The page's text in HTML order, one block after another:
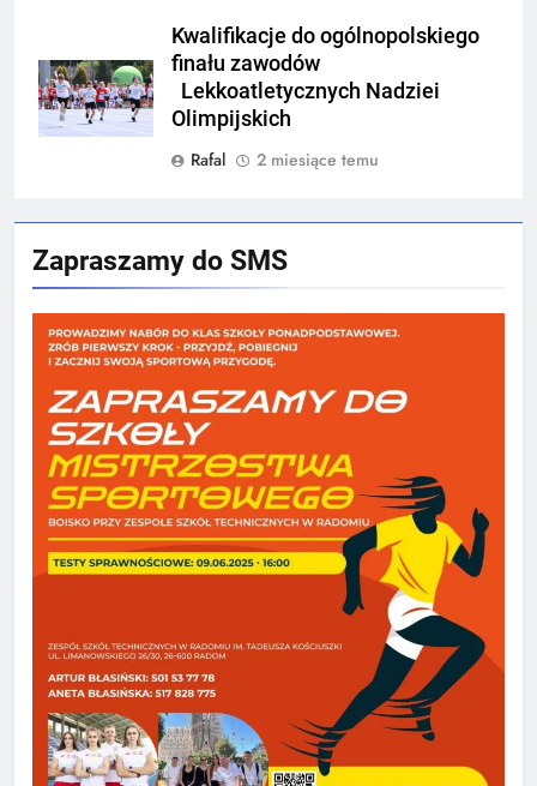
Kwalifikacje do ogólnopolskiego
finału zawodów
Lekkoatletycznych Nadziei
Olimpijskich
Rafal
2 miesiące temu
Zapraszamy do SMS